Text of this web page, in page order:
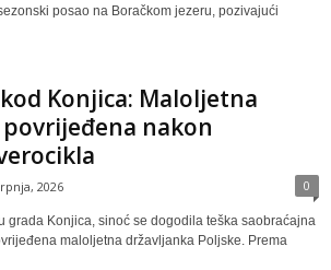
posao na Boračkom jezeru, pozivajući
Konjica: Maloljetna
nakon
2026 0
grada Konjica, sinoć se dogodila teška saobraćajna
maloljetna državljanka Poljske. Prema